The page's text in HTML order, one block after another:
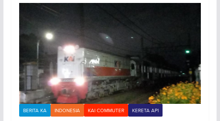
BERITA KA INDONESIA KAI COMMUTER KERETA API